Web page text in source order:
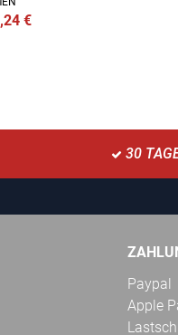
€
30
Paypal
Apple